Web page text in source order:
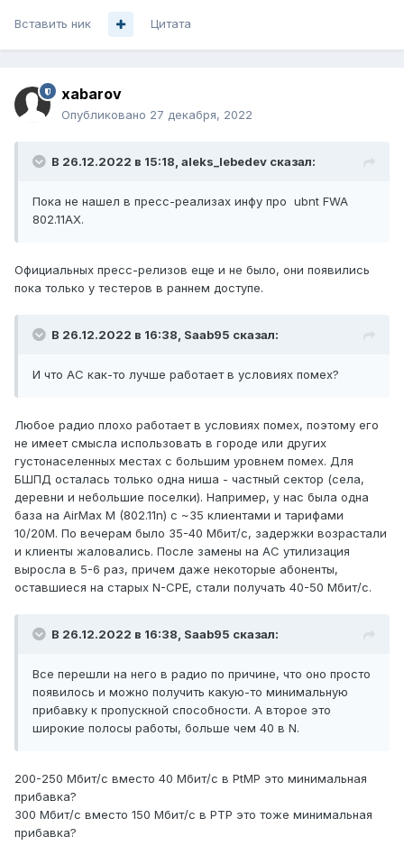
Вставить ник Цитата
xabarov
Опубликовано 27 декабря, 2022
В 26.12.2022 в 15:18, aleks_lebedev сказал:
Пока не нашел в пресc-реализах инфу про ubnt FWA
802.11AX.
Официальных пресс-релизов еще и не было, они появились
пока только у тестеров в раннем доступе.
В 26.12.2022 в 16:38, Saab95 сказал:
И что AC как-то лучше работает в условиях помех?
Любое радио плохо работает в условиях помех, поэтому его
не имеет смысла использовать в городе или других
густонаселенных местах с большим уровнем помех. Для
БШПД осталась только одна ниша - частный сектор (села,
деревни и небольшие поселки). Например, у нас была одна
база на AirMax M (802.11n) с ~35 клиентами и тарифами
10/20М. По вечерам было 35-40 Мбит/с, задержки возрастали
и клиенты жаловались. После замены на АС утилизация
выросла в 5-6 раз, причем даже некоторые абоненты,
оставшиеся на старых N-CPE, стали получать 40-50 Мбит/с.
В 26.12.2022 в 16:38, Saab95 сказал:
Все перешли на него в радио по причине, что оно просто
появилось и можно получить какую-то минимальную
прибавку к пропускной способности. А второе это
широкие полосы работы, больше чем 40 в N.
200-250 Мбит/с вместо 40 Мбит/с в РtМР это минимальная
прибавка?
300 Мбит/с вместо 150 Мбит/с в PTP это тоже минимальная
прибавка?